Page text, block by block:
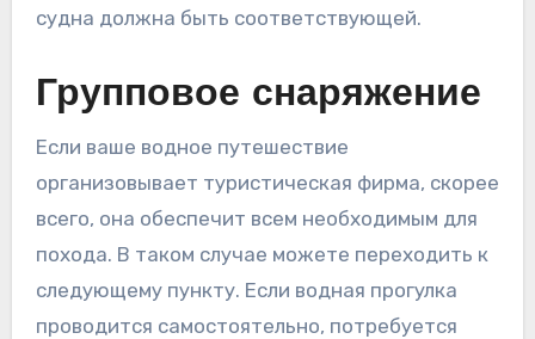
судна должна быть соответствующей.
Групповое снаряжение
Если ваше водное путешествие
организовывает туристическая фирма, скорее
всего, она обеспечит всем необходимым для
похода. В таком случае можете переходить к
следующему пункту. Если водная прогулка
проводится самостоятельно, потребуется